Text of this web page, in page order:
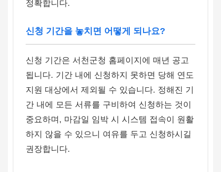
정확합니다.
신청 기간을 놓치면 어떻게 되나요?
신청 기간은 서천군청 홈페이지에 매년 공고
됩니다. 기간 내에 신청하지 못하면 당해 연도
지원 대상에서 제외될 수 있습니다. 정해진 기
간 내에 모든 서류를 구비하여 신청하는 것이
중요하며, 마감일 임박 시 시스템 접속이 원활
하지 않을 수 있으니 여유를 두고 신청하시길
권장합니다.